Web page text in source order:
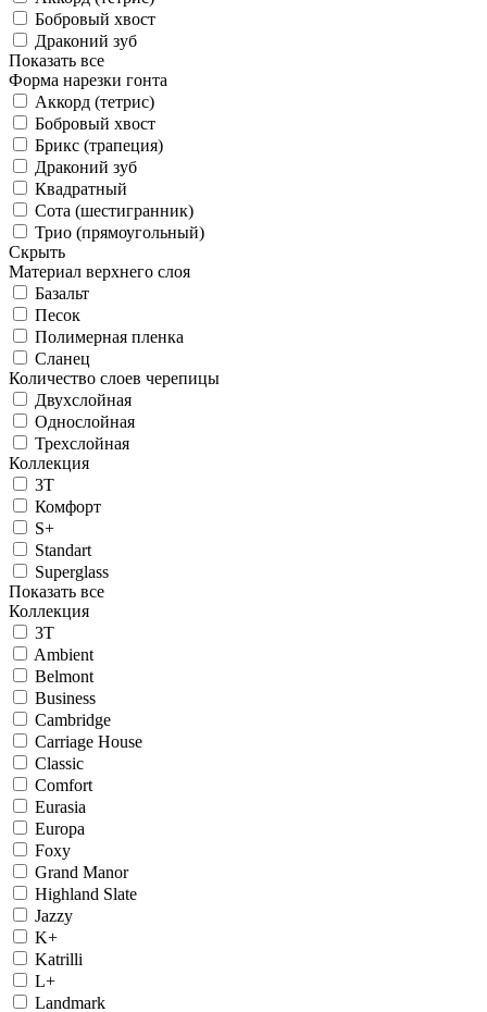
Бобровый хвост
Драконий зуб
Показать все
Форма нарезки гонта
Аккорд (тетрис)
Бобровый хвост
Брикс (трапеция)
Драконий зуб
Квадратный
Сота (шестигранник)
Трио (прямоугольный)
Скрыть
Материал верхнего слоя
Базальт
Песок
Полимерная пленка
Сланец
Количество слоев черепицы
Двухслойная
Однослойная
Трехслойная
Коллекция
3T
Комфорт
S+
Standart
Superglass
Показать все
Коллекция
3T
Ambient
Belmont
Business
Cambridge
Carriage House
Classic
Comfort
Eurasia
Europa
Foxy
Grand Manor
Highland Slate
Jazzy
K+
Katrilli
L+
Landmark